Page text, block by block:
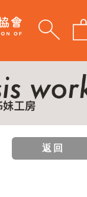
返回